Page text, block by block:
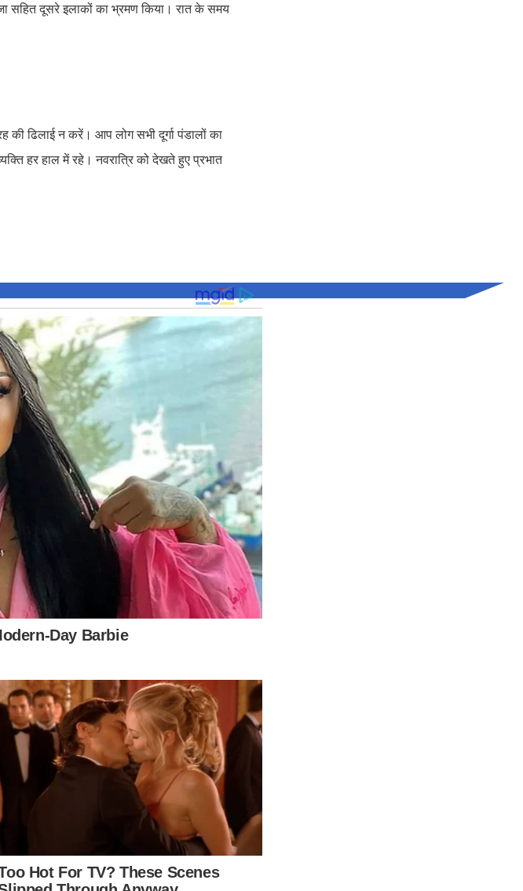
सहित दूसरे इलाकों का भ्रमण किया। रात के समय
की ढिलाई न करें। आप लोग सभी दूर्गा पंडालों का
हर हाल में रहे। नवरात्रि को देखते हुए प्रभात